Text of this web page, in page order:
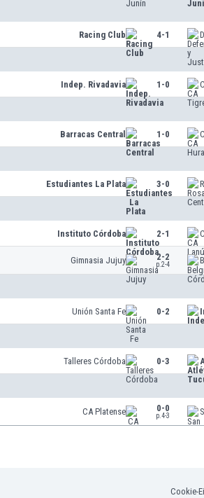
Racing Club 4-1
Indep. Rivadavia 1-0
Barracas Central 1-0
Estudiantes La Plata 3-0
Instituto Córdoba 2-1
Gimnasia Jujuy 2-2
p.2-4
Unión Santa Fe 0-2
Talleres Córdoba 0-3
CA Platense 0-0
p.4-3
Cookie-